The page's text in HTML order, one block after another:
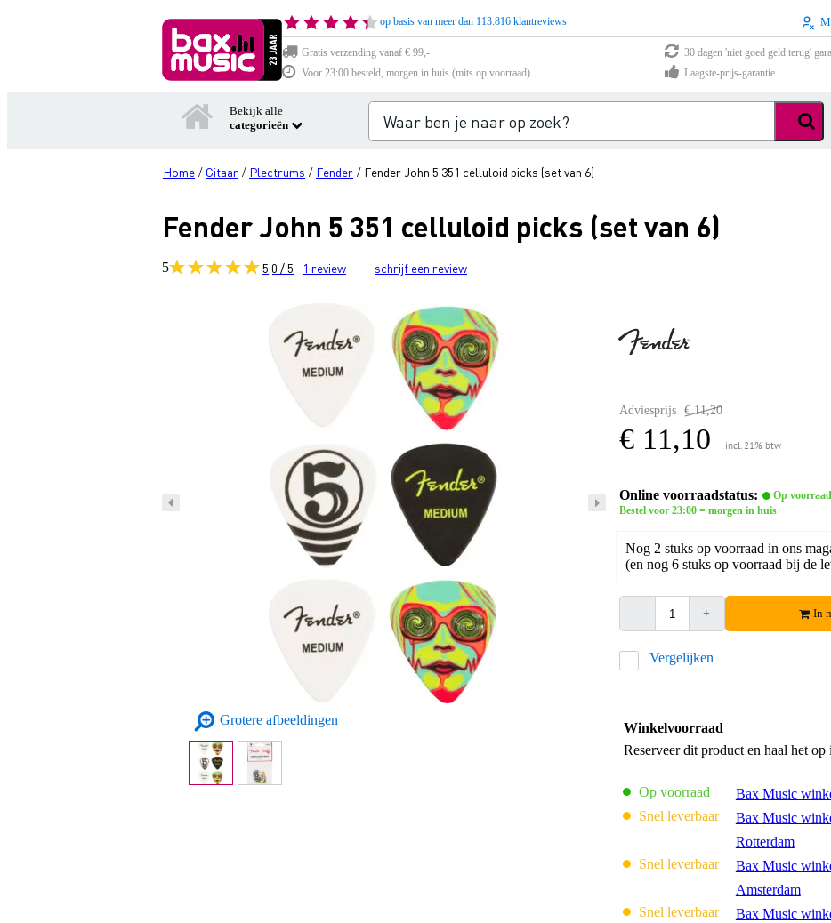
op basis van meer dan 113.816 klantreviews
Gratis verzending vanaf € 99,-
30 dagen 'niet goed geld terug'
Voor 23:00 besteld, morgen in huis (mits op voorraad)
Laagste-prijs-garantie
Bekijk alle
categorieën
Home / Gitaar / Plectrums / Fender / Fender John 5 351 celluloid picks (set van 6)
Fender John 5 351 celluloid picks (set van 6)
5 5,0 / 5 1 review schrijf een review
Grotere afbeeldingen
Adviesprijs € 11,20
€ 11,10 incl. 21% btw
Online voorraadstatus:
Op voorraad
Bestel voor 23:00 = morgen in huis
Nog 2 stuks op voorraad in ons
(en nog 6 stuks op voorraad bij de
- + In
Vergelijken
Winkelvoorraad
Reserveer dit product en haal het op
Op voorraad Bax Music
Snel leverbaar
Bax Music
Rotterdam
Snel leverbaar
Bax Music
Amsterdam
Snel leverbaar
Bax Music